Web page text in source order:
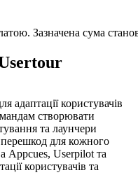
Зазначена сума
користувачів
створювати
та лаунчери
для кожного
Appcues, Userpilot та
користувачів та